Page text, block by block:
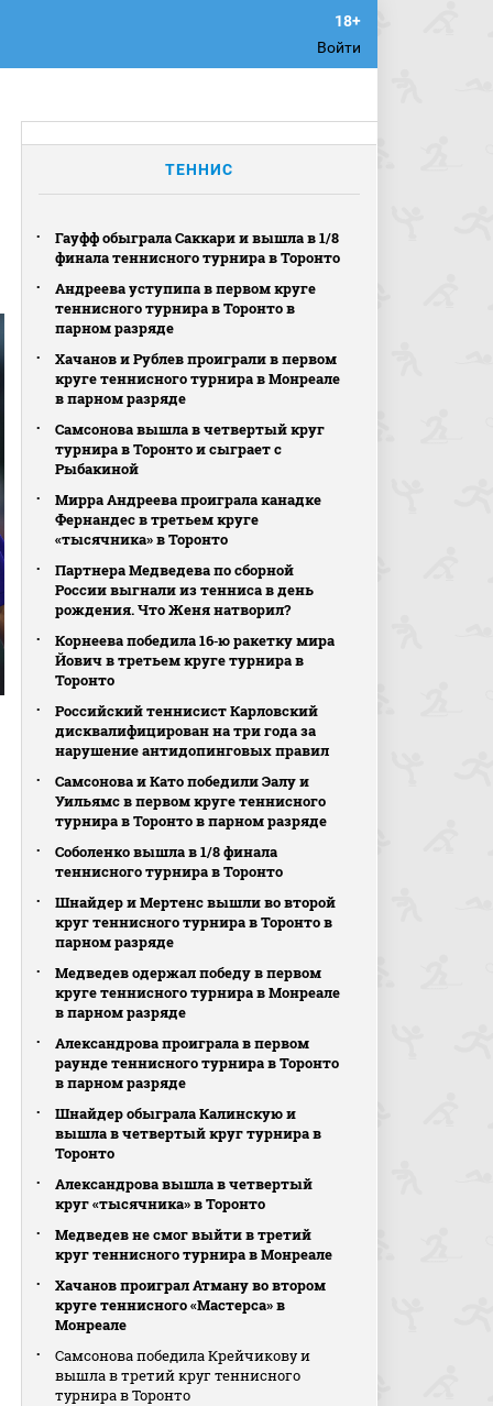
Войти
ТЕННИС
Гауфф обыграла Саккари и вышла в 1/8
финала теннисного турнира в Торонто
Андреева уступипа в первом круге
теннисного турнира в Торонто в
парном разряде
Хачанов и Рублев проиграли в первом
круге теннисного турнира в Монреале
в парном разряде
Самсонова вышла в четвертый круг
турнира в Торонто и сыграет с
Рыбакиной
Мирра Андреева проиграла канадке
Фернандес в третьем круге
«тысячника» в Торонто
Партнера Медведева по сборной
России выгнали из тенниса в день
рождения. Что Женя натворил?
Корнеева победила 16‑ю ракетку мира
Йович в третьем круге турнира в
Торонто
Российский теннисист Карловский
дисквалифицирован на три года за
нарушение антидопинговых правил
Самсонова и Като победили Эалу и
Уильямс в первом круге теннисного
турнира в Торонто в парном разряде
Соболенко вышла в 1/8 финала
теннисного турнира в Торонто
Шнайдер и Мертенс вышли во второй
круг теннисного турнира в Торонто в
парном разряде
Медведев одержал победу в первом
круге теннисного турнира в Монреале
в парном разряде
Александрова проиграла в первом
раунде теннисного турнира в Торонто
в парном разряде
Шнайдер обыграла Калинскую и
вышла в четвертый круг турнира в
Торонто
Александрова вышла в четвертый
круг «тысячника» в Торонто
Медведев не смог выйти в третий
круг теннисного турнира в Монреале
Хачанов проиграл Атману во втором
круге теннисного «Мастерса» в
Монреале
Самсонова победила Крейчикову и
вышла в третий круг теннисного
турнира в Торонто